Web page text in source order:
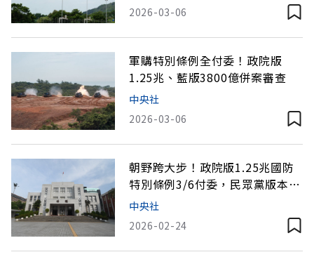
2026-03-06
軍購特別條例全付委！政院版
1.25兆、藍版3800億併案審查
中央社
2026-03-06
朝野跨大步！政院版1.25兆國防
特別條例3/6付委，民眾黨版本併
案審查
中央社
2026-02-24